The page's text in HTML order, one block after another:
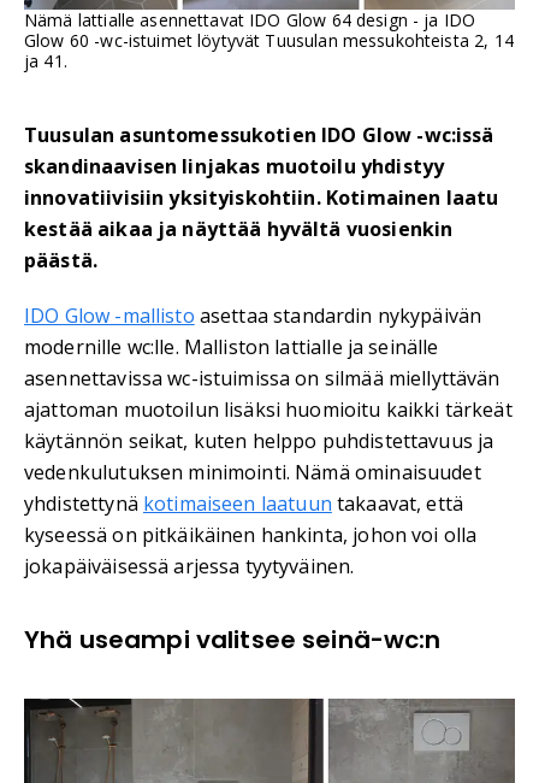
Nämä lattialle asennettavat IDO Glow 64 design - ja IDO
Glow 60 -wc-istuimet löytyvät Tuusulan messukohteista 2, 14
ja 41.
Tuusulan asuntomessukotien IDO Glow -wc:issä
skandinaavisen linjakas muotoilu yhdistyy
innovatiivisiin yksityiskohtiin. Kotimainen laatu
kestää aikaa ja näyttää hyvältä vuosienkin
päästä.
IDO Glow -mallisto asettaa standardin nykypäivän
modernille wc:lle. Malliston lattialle ja seinälle
asennettavissa wc-istuimissa on silmää miellyttävän
ajattoman muotoilun lisäksi huomioitu kaikki tärkeät
käytännön seikat, kuten helppo puhdistettavuus ja
vedenkulutuksen minimointi. Nämä ominaisuudet
yhdistettynä kotimaiseen laatuun takaavat, että
kyseessä on pitkäikäinen hankinta, johon voi olla
jokapäiväisessä arjessa tyytyväinen.
Yhä useampi valitsee seinä-wc:n